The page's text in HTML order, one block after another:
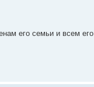
его семьи и всем его